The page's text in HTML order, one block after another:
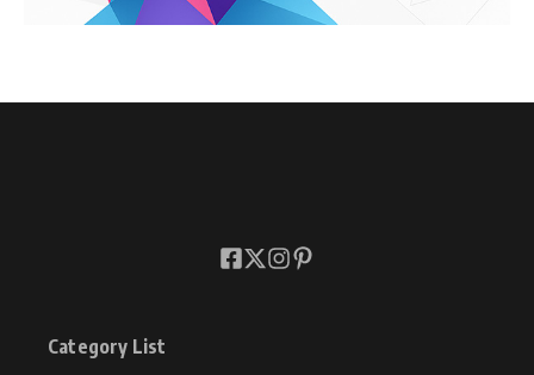
Category List